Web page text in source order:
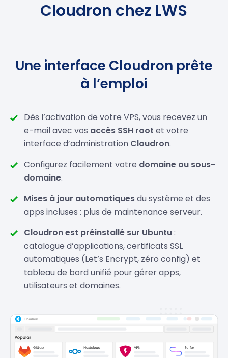
Cloudron chez LWS
Une interface Cloudron prête
à l’emploi
Dès l’activation de votre VPS, vous recevez un
e-mail avec vos accès SSH root et votre
interface d’administration Cloudron.
Configurez facilement votre domaine ou sous-
domaine.
Mises à jour automatiquesdu système et des
apps incluses : plus de maintenance serveur.
Cloudron est préinstallé sur Ubuntu:
catalogue d’applications, certificats SSL
automatiques (Let’s Encrypt, zéro config) et
tableau de bord unifié pour gérer apps,
utilisateurs et domaines.